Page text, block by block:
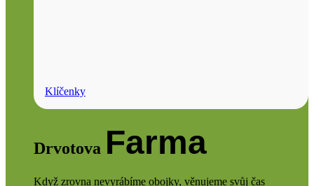
Klíčenky
Drvotova Farma
Když zrovna nevyrábíme obojky, věnujeme svůj čas